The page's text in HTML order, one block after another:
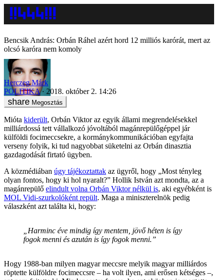
Bencsik András: Orbán Ráhel azért hord 12 milliós karórát, mert az
olcsó karóra nem komoly
Herczeg Márk
POLITIKA
2018. október 2. 14:26
Megosztás
Mióta kiderült, Orbán Viktor az egyik állami megrendelésekkel
milliárdossá tett vállalkozó jóvoltából magánrepülőgéppel jár
külföldi focimeccsekre, a kormánykommunikációban egyfajta
verseny folyik, ki tud nagyobbat süketelni az Orbán dinasztia
gazdagodását firtató ügyben.
A közmédiában úgy tájékoztattak az ügyről, hogy „Most tényleg
olyan fontos, hogy ki hol nyaralt?” Hollik István azt mondta, az a
magánrepülő elindult volna Orbán Viktor nélkül is, aki egyébként is
MOL Vidi-szurkolóként repült. Maga a miniszterelnök pedig
válaszként azt találta ki, hogy:
„Harminc éve mindig így mentem, jövő héten is így
fogok menni és azután is így fogok menni.”
Hogy 1988-ban milyen magyar meccsre melyik magyar milliárdos
röptette külföldre focimeccsre – ha volt ilyen, ami erősen kétséges –,